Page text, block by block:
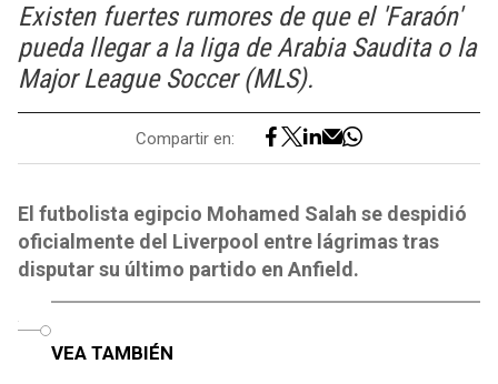
Existen fuertes rumores de que el 'Faraón'
pueda llegar a la liga de Arabia Saudita o la
Major League Soccer (MLS).
Compartir en:
El futbolista egipcio Mohamed Salah se despidió
oficialmente del Liverpool entre lágrimas tras
disputar su último partido en Anfield.
VEA TAMBIÉN